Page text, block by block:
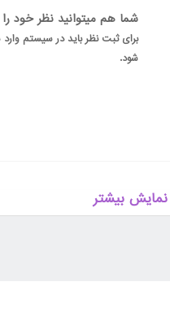
شما هم میتوانید نظر خود
برای ثبت نظر باید در سیستم
شود.
نمایش بیشتر